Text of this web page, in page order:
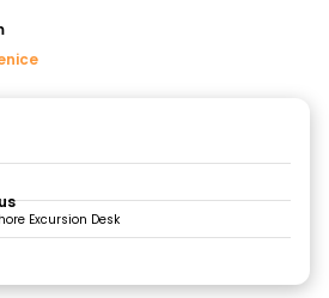
Excursion Desk